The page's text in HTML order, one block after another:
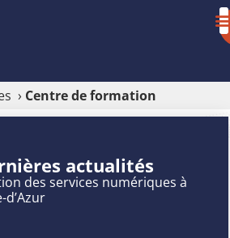
› Centre de formation
actualités
des services numériques à
d’Azur